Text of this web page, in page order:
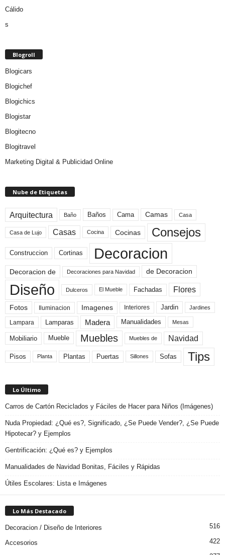
Blogroll
Blogicars
Blogichef
Blogichics
Blogistar
Blogitecno
Blogitravel
Marketing Digital & Publicidad Online
Nube de Etiquetas
Arquitectura Baño Baños Cama Camas Casa
Casa de Lujo Casas Cocina Cocinas Consejos
Construccion Cortinas Decoracion
Decoracion de Decoraciones para Navidad de Decoracion
Diseño Dulceros El Mueble Fachadas Flores
Fotos Iluminacion Imagenes Interiores Jardin Jardines
Lampara Lamparas Madera Manualidades Mesas
Mobiliario Mueble Muebles Muebles de Navidad
Pisos Planta Plantas Puertas Sillones Sofas Tips
Lo Último
Carros de Cartón Reciclados y Fáciles de Hacer para Niños (Imágenes)
Nuda Propiedad: ¿Qué es?, Significado, ¿Se Puede Vender?, ¿Se Puede
Hipotecar? y Ejemplos
Gentrificación: ¿Qué es? y Ejemplos
Manualidades de Navidad Bonitas, Fáciles y Rápidas
Útiles Escolares: Lista e Imágenes
Lo Más Destacado
Decoracion / Diseño de Interiores 516
Accesorios 422